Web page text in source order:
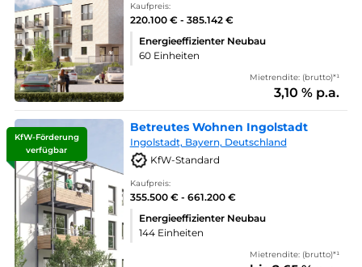
Kaufpreis:
220.100 € - 385.142 €
Energieeffizienter Neubau
60 Einheiten
Mietrendite: (brutto)*¹
3,10 % p.a.
KfW-Förderung
verfügbar
Betreutes Wohnen Ingolstadt
Ingolstadt, Bayern, Deutschland
KfW-Standard
Kaufpreis:
355.500 € - 661.200 €
Energieeffizienter Neubau
144 Einheiten
Mietrendite: (brutto)*¹